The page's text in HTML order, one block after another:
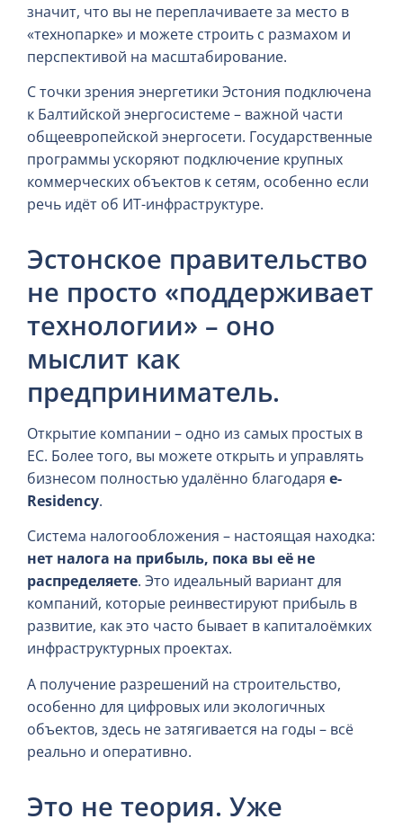
значит, что вы не переплачиваете за место в
«технопарке» и можете строить с размахом и
перспективой на масштабирование.
С точки зрения энергетики Эстония подключена
к Балтийской энергосистеме – важной части
общеевропейской энергосети. Государственные
программы ускоряют подключение крупных
коммерческих объектов к сетям, особенно если
речь идёт об ИТ-инфраструктуре.
Эстонское правительство
не просто «поддерживает
технологии» – оно
мыслит как
предприниматель.
Открытие компании – одно из самых простых в
ЕС. Более того, вы можете открыть и управлять
бизнесом полностью удалённо благодаря e-
Residency.
Система налогообложения – настоящая находка:
нет налога на прибыль, пока вы её не
распределяете. Это идеальный вариант для
компаний, которые реинвестируют прибыль в
развитие, как это часто бывает в капиталоёмких
инфраструктурных проектах.
А получение разрешений на строительство,
особенно для цифровых или экологичных
объектов, здесь не затягивается на годы – всё
реально и оперативно.
Это не теория. Уже